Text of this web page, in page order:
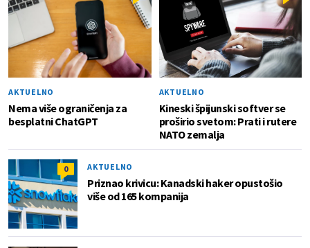
AKTUELNO
Nema više ograničenja za
besplatni ChatGPT
AKTUELNO
Kineski špijunski softver se
proširio svetom: Prati i rutere
NATO zemalja
0 AKTUELNO
Priznao krivicu: Kanadski haker opustošio
više od 165 kompanija